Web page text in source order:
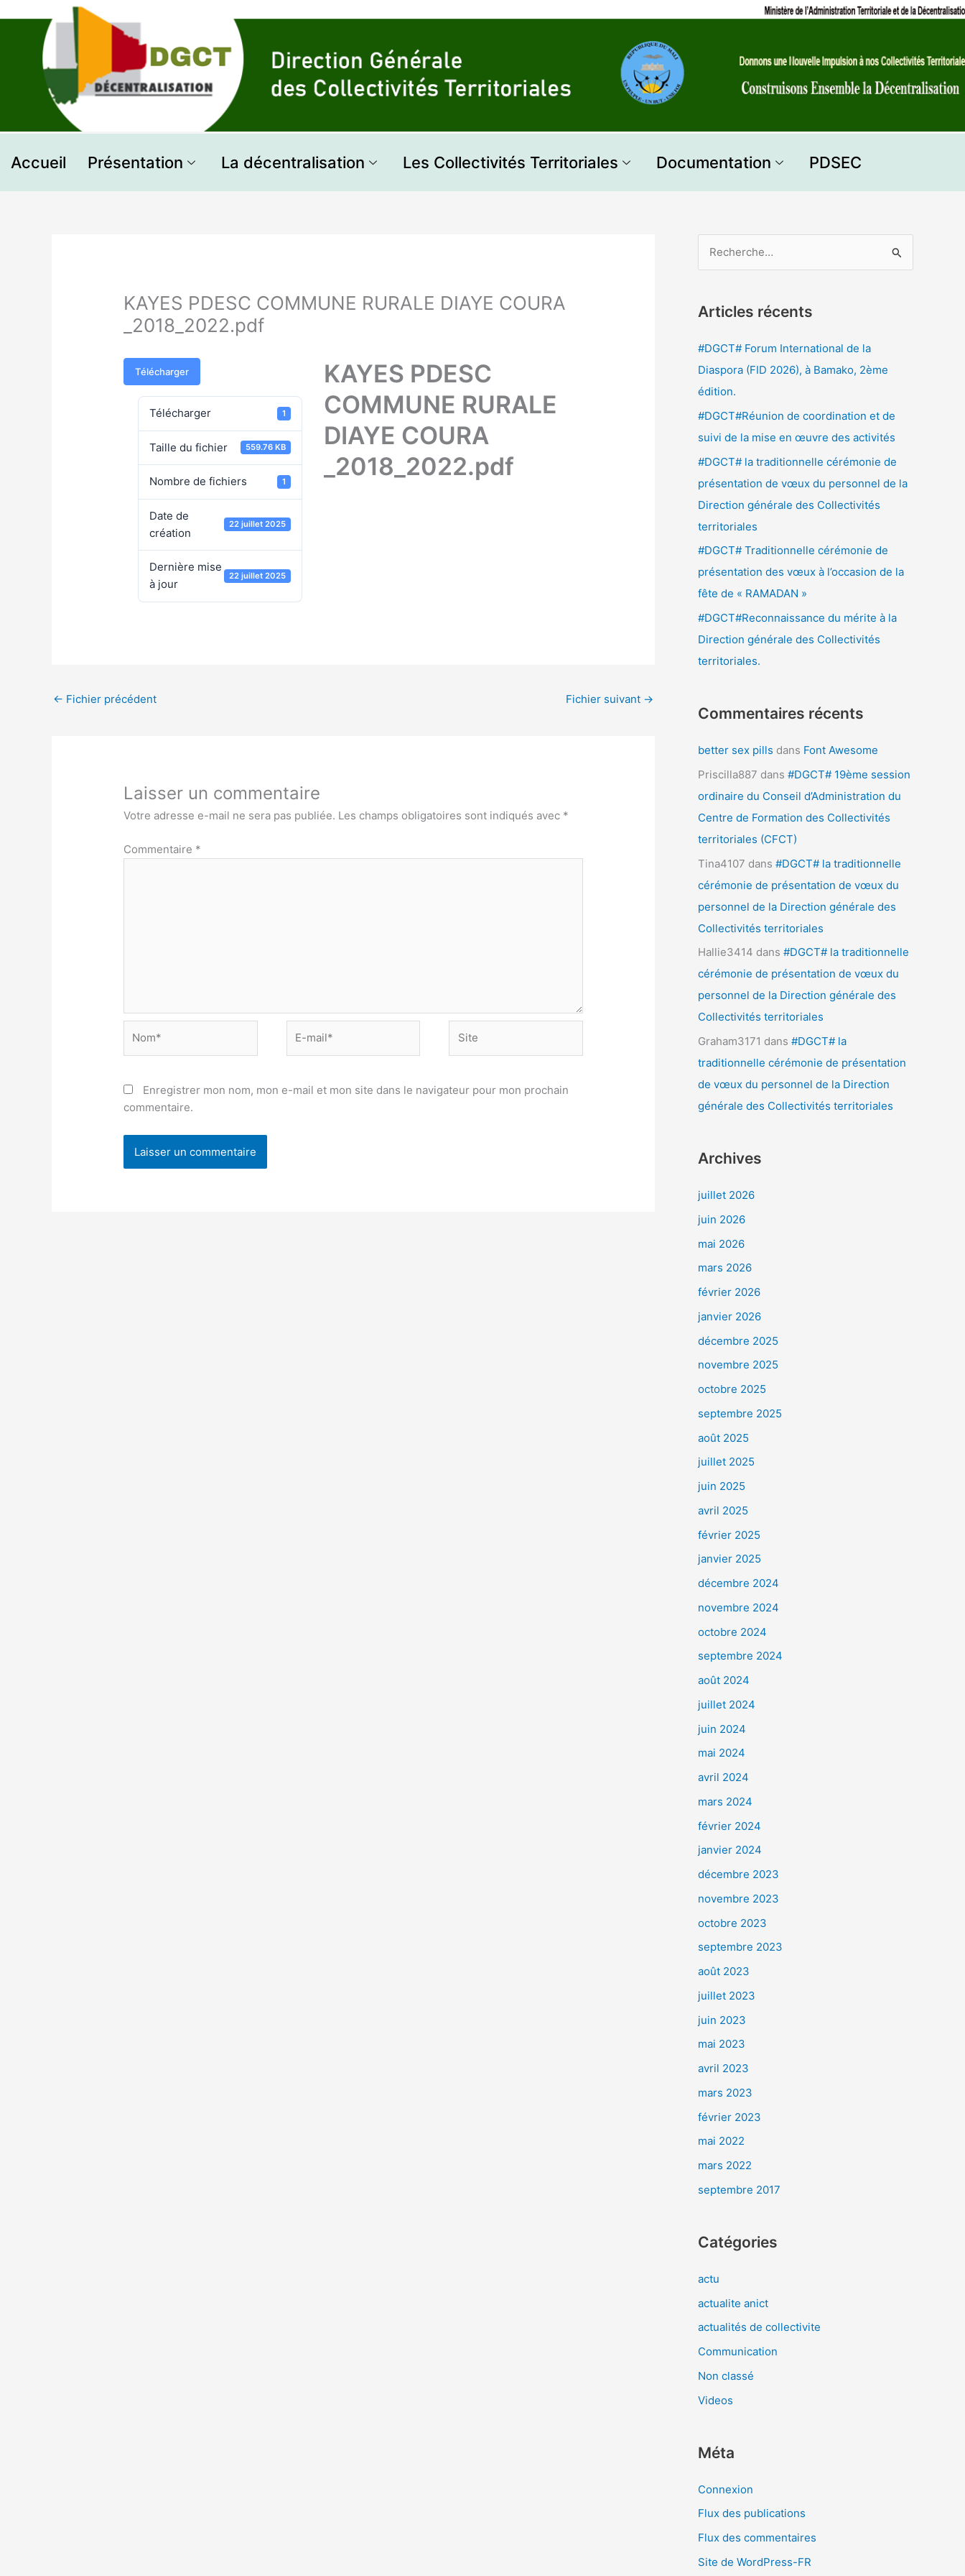
Accueil Présentation La décentralisation Les Collectivités Territoriales Documentation PDSEC
KAYES PDESC COMMUNE RURALE DIAYE COURA
_2018_2022.pdf
Télécharger
Télécharger 1
Taille du fichier 559.76 KB
Nombre de fichiers 1
Date de
création
22 juillet 2025
Dernière mise
à jour
22 juillet 2025
KAYES PDESC
COMMUNE RURALE
DIAYE COURA
_2018_2022.pdf
← Fichier précédent Fichier suivant →
Laisser un commentaire
Votre adresse e-mail ne sera pas publiée. Les champs obligatoires sont indiqués avec *
Commentaire *
mail*
Enregistrer mon nom, mon e-mail et mon site dans le navigateur pour mon prochain
commentaire.
h
e
r
c
:
Articles récents
#DGCT# Forum International de la
Diaspora (FID 2026), à Bamako, 2ème
édition.
#DGCT#Réunion de coordination et de
suivi de la mise en œuvre des activités
#DGCT# la traditionnelle cérémonie de
présentation de vœux du personnel de la
Direction générale des Collectivités
territoriales
#DGCT# Traditionnelle cérémonie de
présentation des vœux à l’occasion de la
fête de « RAMADAN »
#DGCT#Reconnaissance du mérite à la
Direction générale des Collectivités
territoriales.
Commentaires récents
better sex pills dans Font Awesome
Priscilla887 dans #DGCT# 19ème session
ordinaire du Conseil d’Administration du
Centre de Formation des Collectivités
territoriales (CFCT)
Tina4107 dans #DGCT# la traditionnelle
cérémonie de présentation de vœux du
personnel de la Direction générale des
Collectivités territoriales
Hallie3414 dans #DGCT# la traditionnelle
cérémonie de présentation de vœux du
personnel de la Direction générale des
Collectivités territoriales
Graham3171 dans #DGCT# la
traditionnelle cérémonie de présentation
de vœux du personnel de la Direction
générale des Collectivités territoriales
Archives
juillet 2026
juin 2026
mai 2026
mars 2026
février 2026
janvier 2026
décembre 2025
novembre 2025
octobre 2025
septembre 2025
août 2025
juillet 2025
juin 2025
avril 2025
février 2025
janvier 2025
décembre 2024
novembre 2024
octobre 2024
septembre 2024
août 2024
juillet 2024
juin 2024
mai 2024
avril 2024
mars 2024
février 2024
janvier 2024
décembre 2023
novembre 2023
octobre 2023
septembre 2023
août 2023
juillet 2023
juin 2023
mai 2023
avril 2023
mars 2023
février 2023
mai 2022
mars 2022
septembre 2017
Catégories
actu
actualite anict
actualités de collectivite
Communication
Non classé
Videos
Méta
Connexion
Flux des publications
Flux des commentaires
Site de WordPress-FR